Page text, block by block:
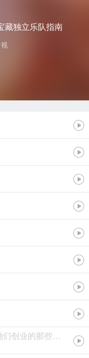
藏独立乐队指南
业的那些事儿》插曲